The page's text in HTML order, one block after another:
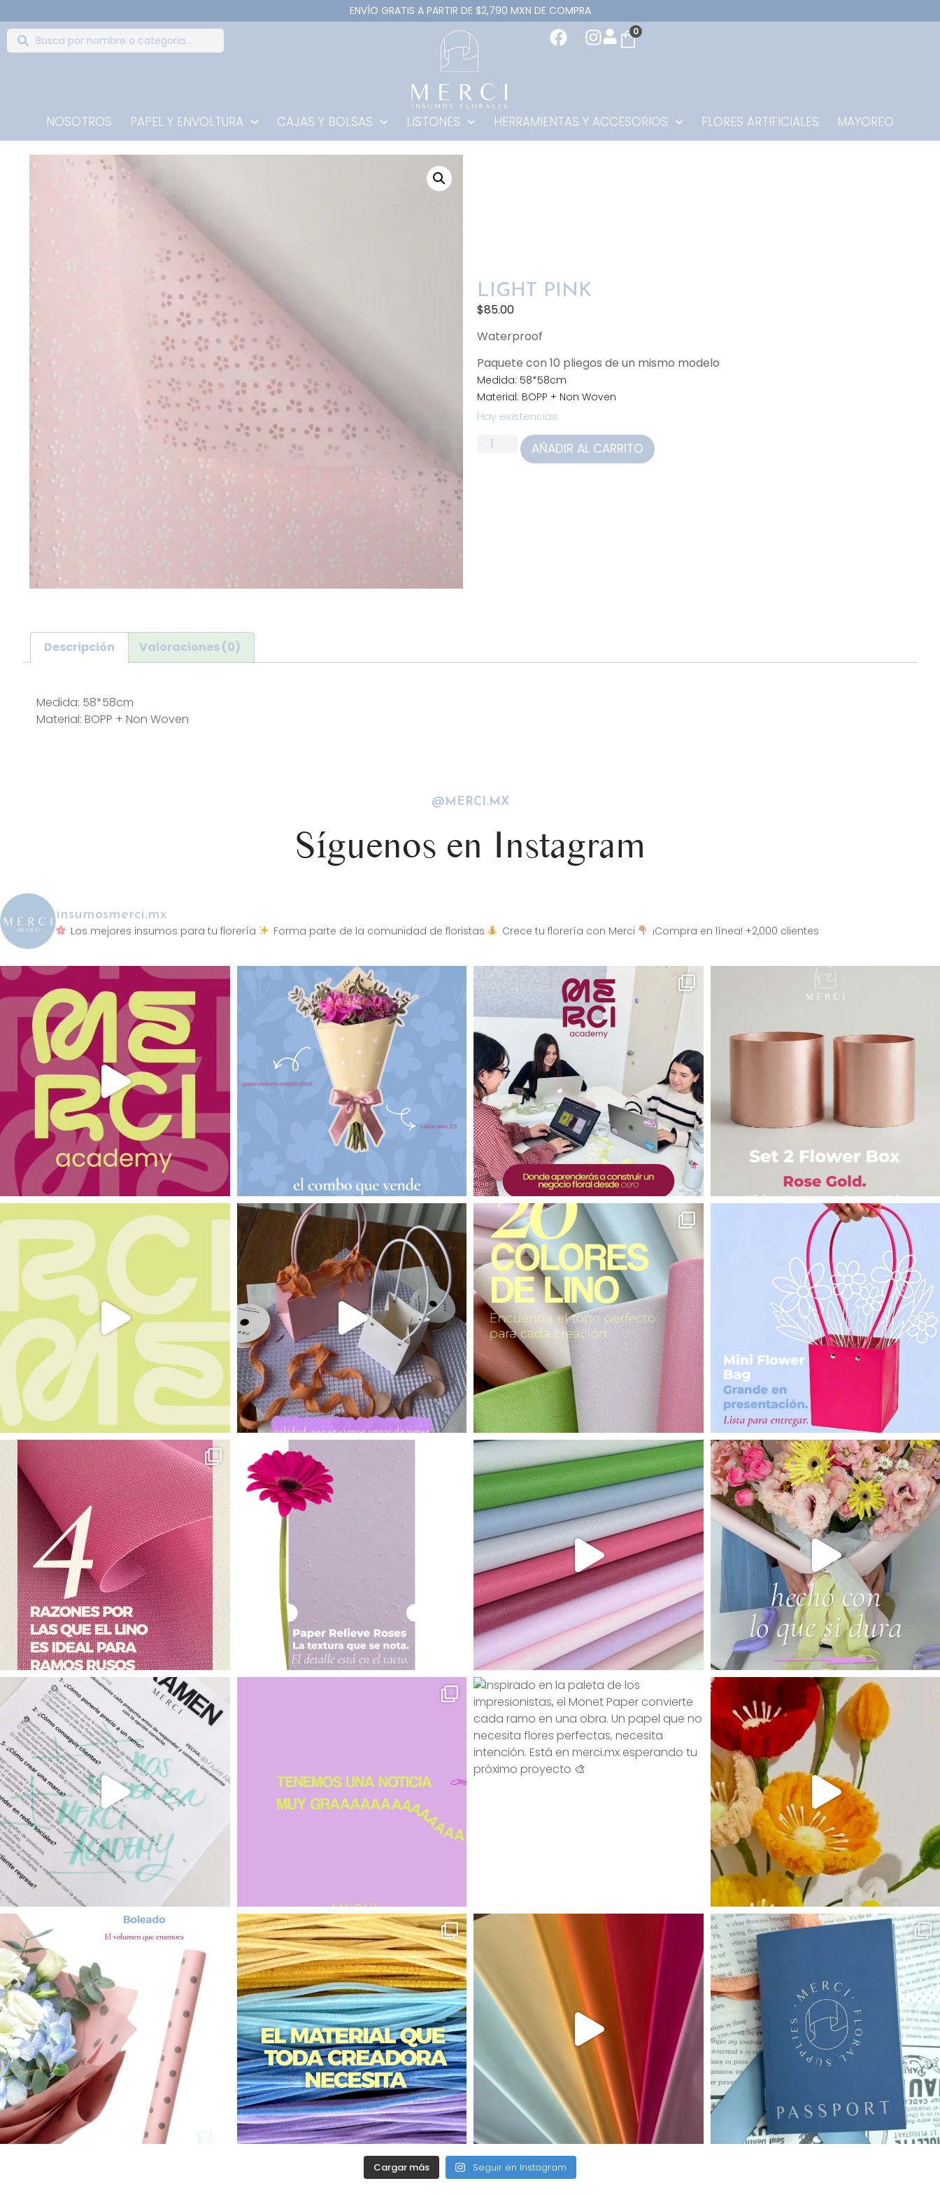
ENVÍO GRATIS A PARTIR DE $2,790 MXN DE COMPRA
0
NOSOTROS PAPEL Y ENVOLTURA CAJAS Y BOLSAS LISTONES HERRAMIENTAS Y ACCESORIOS FLORES ARTIFICIALES MAYOREO
LIGHT PINK
$85.00
Waterproof
Paquete con 10 pliegos de un mismo modelo
Medida: 58*58cm
Material: BOPP + Non Woven
Hay existencias
AÑADIR AL CARRITO
Descripción Valoraciones (0)
Medida: 58*58cm
Material: BOPP + Non Woven
@MERCI.MX
Síguenos en Instagram
insumosmerci.mx
Los mejores insumos para tu florería
Forma parte de la comunidad de floristas Crece tu florería con Merci ¡Compra en línea! +2,000 clientes
Cargar más Seguir en Instagram